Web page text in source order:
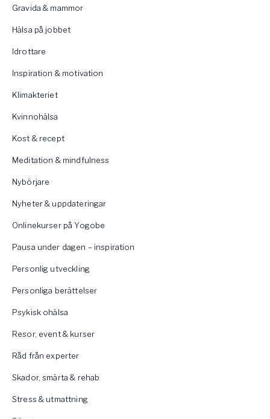
Gravida & mammor
Hälsa på jobbet
Idrottare
Inspiration & motivation
Klimakteriet
Kvinnohälsa
Kost & recept
Meditation & mindfulness
Nybörjare
Nyheter & uppdateringar
Onlinekurser på Yogobe
Pausa under dagen – inspiration
Personlig utveckling
Personliga berättelser
Psykisk ohälsa
Resor, event & kurser
Råd från experter
Skador, smärta & rehab
Stress & utmattning